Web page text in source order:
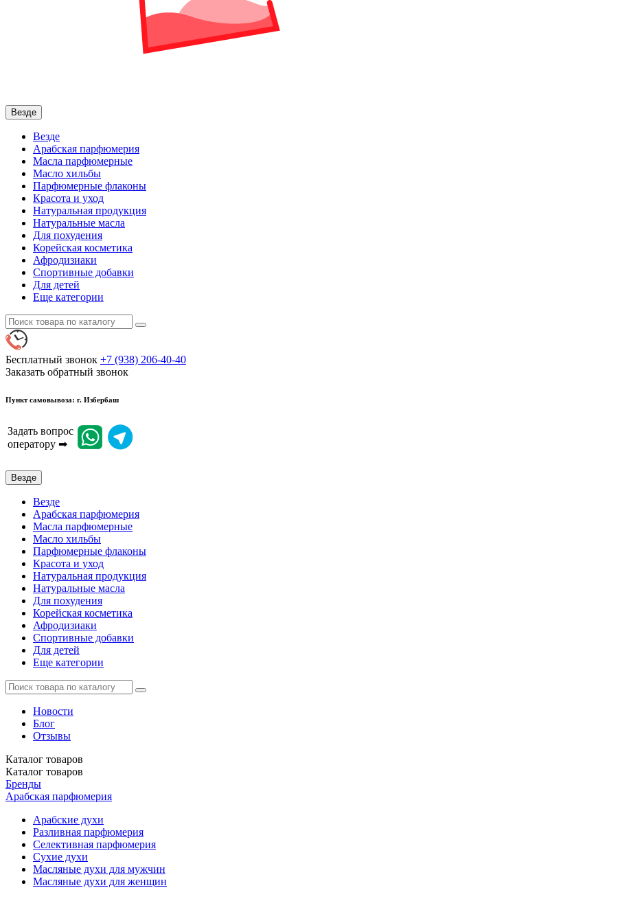
Везде
Везде
Арабская парфюмерия
Масла парфюмерные
Масло хильбы
Парфюмерные флаконы
Красота и уход
Натуральная продукция
Натуральные масла
Для похудения
Корейская косметика
Афродизиаки
Спортивные добавки
Для детей
Еще категории
Бесплатный звонок +7 (938) 206-40-40
Заказать обратный звонок
Пункт самовывоза: г. Избербаш
Задать вопрос
оператору ➡
Везде
Везде
Арабская парфюмерия
Масла парфюмерные
Масло хильбы
Парфюмерные флаконы
Красота и уход
Натуральная продукция
Натуральные масла
Для похудения
Корейская косметика
Афродизиаки
Спортивные добавки
Для детей
Еще категории
Новости
Блог
Отзывы
Каталог товаров
Каталог товаров
Бренды
Арабская парфюмерия
Арабские духи
Разливная парфюмерия
Селективная парфюмерия
Сухие духи
Масляные духи для мужчин
Масляные духи для женщин